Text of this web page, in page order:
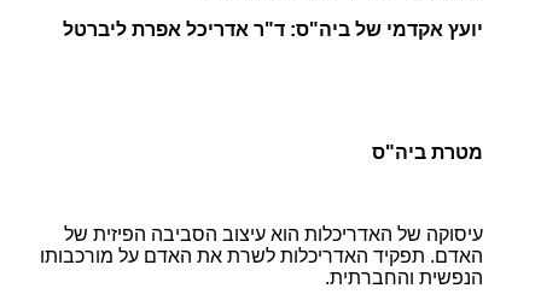
יועץ אקדמי של ביה"ס: ד"ר אדריכל אפרת ליברטל
מטרת ביה"ס
עיסוקה של האדריכלות הוא עיצוב הסביבה הפיזית של
האדם. תפקיד האדריכלות לשרת את האדם על מורכבותו
הנפשית והחברתית.